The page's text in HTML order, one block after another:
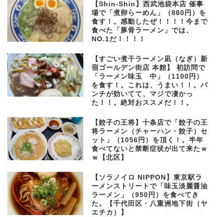
【Shin-Shin】西武池袋本店 催事
場で「煮卵らーめん」（880円）を
食す！。感動したぜ！！！！今まで
食べた「豚骨ラーメン」では、
NO.1だ！！！！
【すごい煮干ラーメン凪（なぎ）新
宿ゴールデン街店 本館】 初訪問で
「ラーメン味玉 中」（1100円）
を食す！。これは、うまい！！。パ
ンチが効いてて、マジで凄かっ
た！！。絶対おススメだ！！。
【餃子の王将】十条店で「餃子の王
将ラーメン（チャーハン・餃子）セ
ット」（1056円）を頂く！。半年
食べてないと禁断症状が出て来たｗ
ｗ【北区】
【ソラノイロ NIPPON】東京駅ラ
ーメンストリートで「味玉淡麗醤油
ラーメン」（950円）を食べてき
た。【千代田区・八重洲地下街（ヤ
エチカ）】